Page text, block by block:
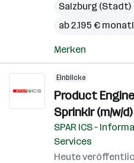
Salzburg (Stadt)
ab 2.195 €
Merken
Einblicke
Product
Sprinklr (m/w/d)
SPAR ICS –
Services
Heute